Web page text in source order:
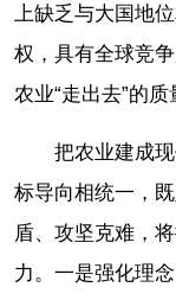
上缺乏与大国地
权，具有全球竞
农业“走出去”的
把农业建成
标导向相统一，
盾、攻坚克难，
力。一是强化理